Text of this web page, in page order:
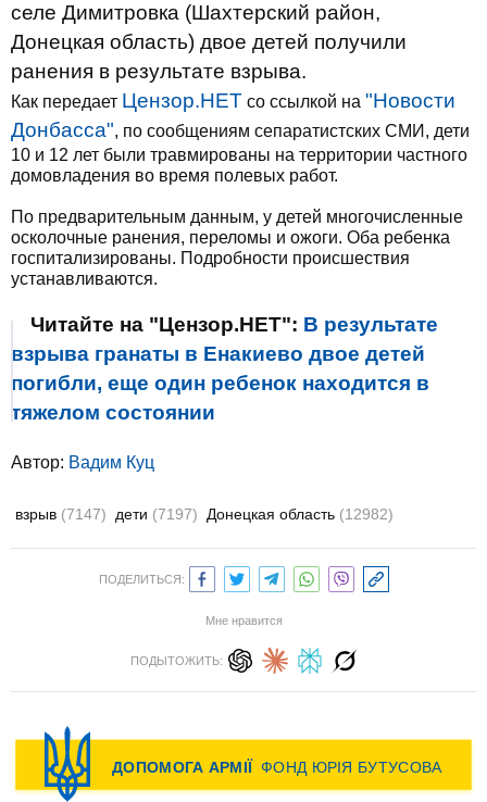
селе Димитровка (Шахтерский район,
Донецкая область) двое детей получили
ранения в результате взрыва.
Как передает Цензор.НЕТ со ссылкой на "Новости
Донбасса", по сообщениям сепаратистских СМИ, дети
10 и 12 лет были травмированы на территории частного
домовладения во время полевых работ.
По предварительным данным, у детей многочисленные
осколочные ранения, переломы и ожоги. Оба ребенка
госпитализированы. Подробности происшествия
устанавливаются.
Читайте на "Цензор.НЕТ": В результате
взрыва гранаты в Енакиево двое детей
погибли, еще один ребенок находится в
тяжелом состоянии
Автор: Вадим Куц
взрыв (7147) дети (7197) Донецкая область (12982)
ПОДЕЛИТЬСЯ:
Мне нравится
ПОДЫТОЖИТЬ: